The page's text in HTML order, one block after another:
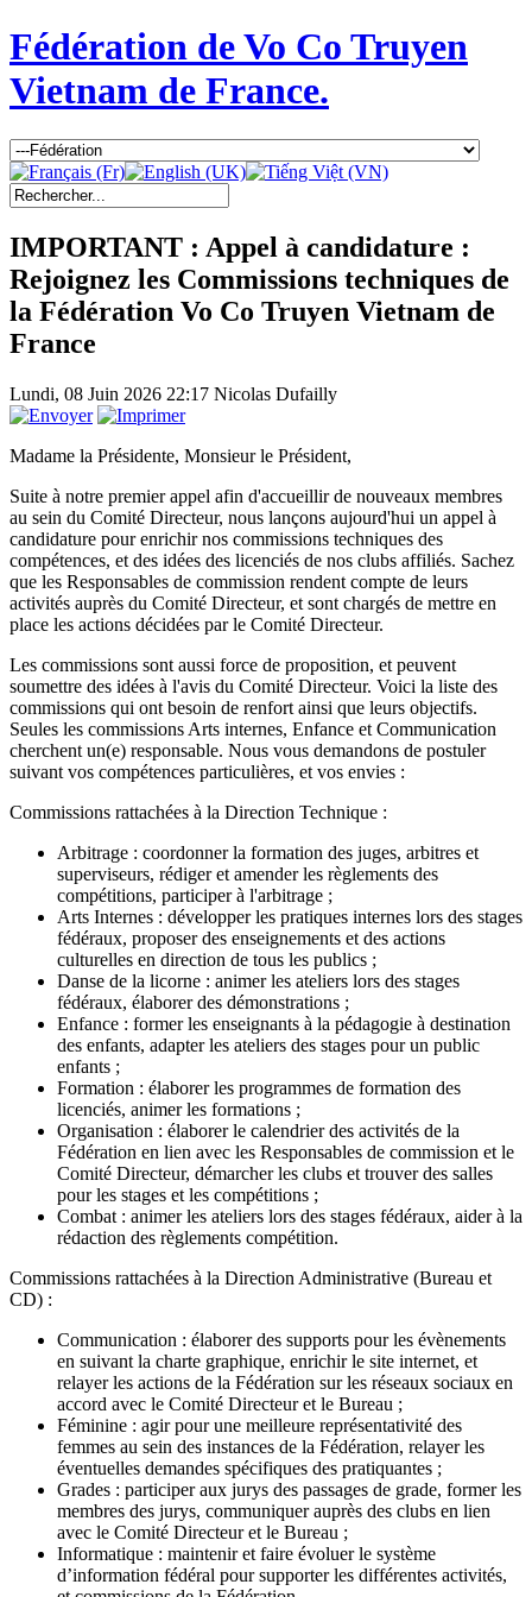
Fédération de Vo Co Truyen
Vietnam de France.
IMPORTANT : Appel à candidature :
Rejoignez les Commissions techniques de
la Fédération Vo Co Truyen Vietnam de
France
Lundi, 08 Juin 2026 22:17 Nicolas Dufailly
Madame la Présidente, Monsieur le Président,
Suite à notre premier appel afin d'accueillir de nouveaux membres
au sein du Comité Directeur, nous lançons aujourd'hui un appel à
candidature pour enrichir nos commissions techniques des
compétences, et des idées des licenciés de nos clubs affiliés. Sachez
que les Responsables de commission rendent compte de leurs
activités auprès du Comité Directeur, et sont chargés de mettre en
place les actions décidées par le Comité Directeur.
Les commissions sont aussi force de proposition, et peuvent
soumettre des idées à l'avis du Comité Directeur. Voici la liste des
commissions qui ont besoin de renfort ainsi que leurs objectifs.
Seules les commissions Arts internes, Enfance et Communication
cherchent un(e) responsable. Nous vous demandons de postuler
suivant vos compétences particulières, et vos envies :
Commissions rattachées à la Direction Technique :
Arbitrage : coordonner la formation des juges, arbitres et
superviseurs, rédiger et amender les règlements des
compétitions, participer à l'arbitrage ;
Arts Internes : développer les pratiques internes lors des stages
fédéraux, proposer des enseignements et des actions
culturelles en direction de tous les publics ;
Danse de la licorne : animer les ateliers lors des stages
fédéraux, élaborer des démonstrations ;
Enfance : former les enseignants à la pédagogie à destination
des enfants, adapter les ateliers des stages pour un public
enfants ;
Formation : élaborer les programmes de formation des
licenciés, animer les formations ;
Organisation : élaborer le calendrier des activités de la
Fédération en lien avec les Responsables de commission et le
Comité Directeur, démarcher les clubs et trouver des salles
pour les stages et les compétitions ;
Combat : animer les ateliers lors des stages fédéraux, aider à la
rédaction des règlements compétition.
Commissions rattachées à la Direction Administrative (Bureau et
CD) :
Communication : élaborer des supports pour les évènements
en suivant la charte graphique, enrichir le site internet, et
relayer les actions de la Fédération sur les réseaux sociaux en
accord avec le Comité Directeur et le Bureau ;
Féminine : agir pour une meilleure représentativité des
femmes au sein des instances de la Fédération, relayer les
éventuelles demandes spécifiques des pratiquantes ;
Grades : participer aux jurys des passages de grade, former les
membres des jurys, communiquer auprès des clubs en lien
avec le Comité Directeur et le Bureau ;
Informatique : maintenir et faire évoluer le système
d’information fédéral pour supporter les différentes activités,